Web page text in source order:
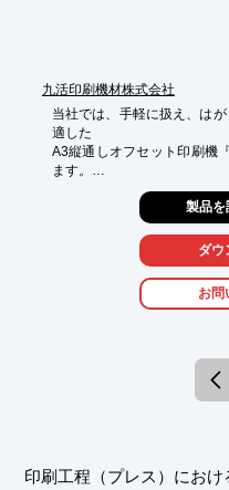
九活印刷機材株式会社
当社では、手軽に扱え、は
適した
A3縦通しオフセット印刷機
ます。
4色印刷機からシンプルで小
筒印刷システムまで、
各種CTPシステムとの連携
省力化と生産性の向上に貢
【ラインアップ】
■A3自動両面オフセット印刷
■セカンドカラーヘッド
製品を
ダウ
お問
印刷工程（プレス）にお